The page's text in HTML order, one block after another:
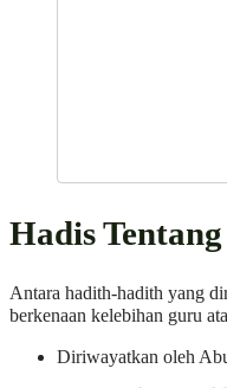
Hadis
Antara hadith-hadith yang
berkenaan kelebihan guru
Diriwayatkan oleh